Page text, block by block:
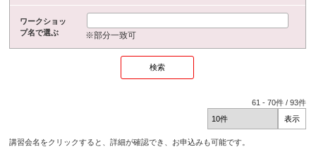
ワークショッ
プ名で選ぶ
※部分一致可
61 -70件 /93件
講習会名をクリックすると、詳細が確認でき、お申込みも可能です。